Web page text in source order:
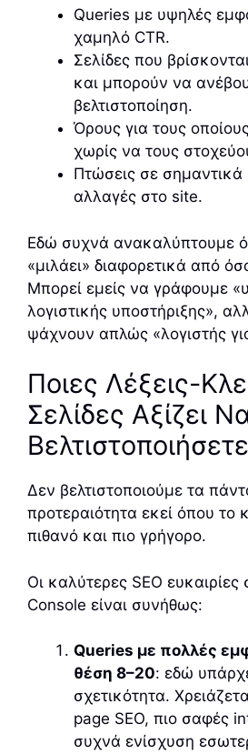
Queries με υψηλές
χαμηλό CTR.
Σελίδες που
και μπορούν να
βελτιστοποίηση.
Όρους για τους
χωρίς να τους
Πτώσεις σε
αλλαγές στο site.
Εδώ συχνά ανακαλύπτουμε
«μιλάει» διαφορετικά από
Μπορεί εμείς να γράφουμε
λογιστικής υποστήριξης»,
ψάχνουν απλώς «λογιστής
Ποιες Λέξεις-
Σελίδες Αξίζει
Δεν βελτιστοποιούμε τα
προτεραιότητα εκεί όπου το
πιθανό και πιο γρήγορο.
Οι καλύτερες SEO ευκαιρίες
Console είναι συνήθως:
Queries με πολλές
θέση 8–20: εδώ
σχετικότητα.
page SEO, πιο σαφές
συχνά ενίσχυση